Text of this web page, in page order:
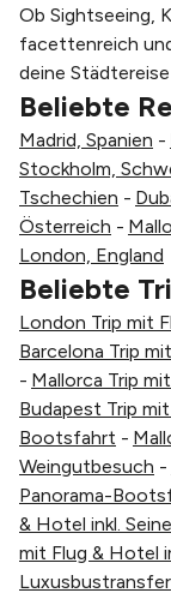
Ob Sightseeing,
facettenreich
deine
Beliebte
Madrid, Spanien -
Stockholm,
Tschechien -
Österreich -
London, England
Beliebte
London Trip mit
Barcelona Trip
- Mallorca Trip
Budapest Trip
Bootsfahrt -
Weingutbesuch -
Panorama-
& Hotel inkl.
mit Flug & Hotel
Luxusbustransfer